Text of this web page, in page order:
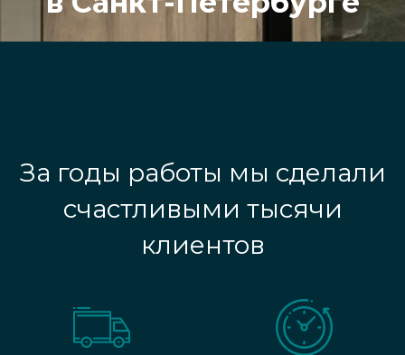
За годы работы мы сделали
счастливыми тысячи
клиентов